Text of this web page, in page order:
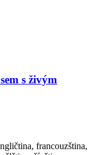
s živým
francouzština,